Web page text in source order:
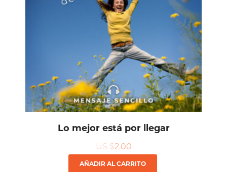
Lo mejor está por llegar
US $2.00
AÑADIR AL CARRITO